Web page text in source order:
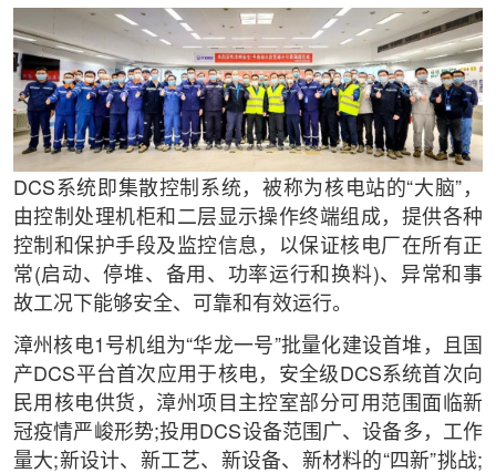
DCS系统即集散控制系统，被称为核电站的“大脑”，
由控制处理机柜和二层显示操作终端组成，提供各种
控制和保护手段及监控信息，以保证核电厂在所有正
常(启动、停堆、备用、功率运行和换料)、异常和事
故工况下能够安全、可靠和有效运行。
漳州核电1号机组为“华龙一号”批量化建设首堆，且国
产DCS平台首次应用于核电，安全级DCS系统首次向
民用核电供货，漳州项目主控室部分可用范围面临新
冠疫情严峻形势;投用DCS设备范围广、设备多，工作
量大;新设计、新工艺、新设备、新材料的“四新”挑战;